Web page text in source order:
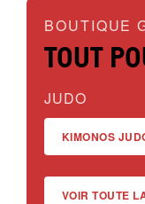
BOUTIQUE
TOUT
JUDO
KIMONOS
VOIR TOUTE